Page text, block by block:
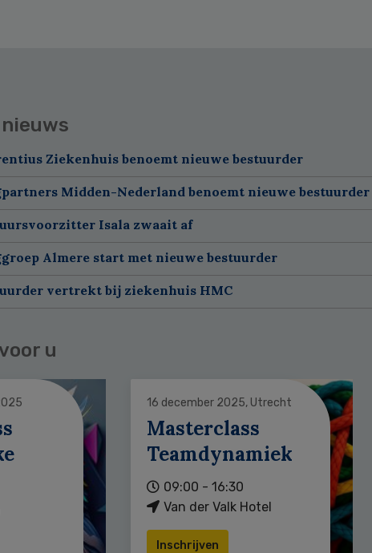
Ziekenhuis benoemt nieuwe bestuurder
Midden-Nederland benoemt nieuwe bestuurder
Isala zwaait af
Almere start met nieuwe bestuurder
vertrekt bij ziekenhuis HMC
u
16 december 2025, Utrecht
Masterclass
Teamdynamiek
09:00 - 16:30
Van der Valk Hotel
Inschrijven